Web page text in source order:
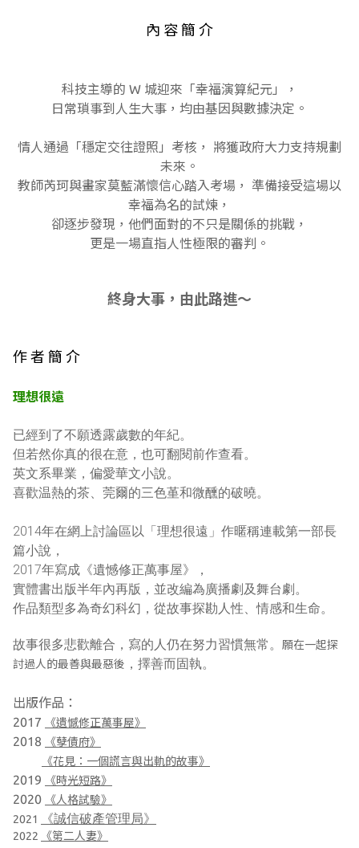
內 容 簡 介
科技主導的 W 城迎來「幸福演算紀元」，
日常瑣事到人生大事，均由基因與數據決定。
情人通過「穩定交往證照」考核， 將獲政府大力支持規劃
未來。
教師芮珂與畫家莫藍滿懷信心踏入考場， 準備接受這場以
幸福為名的試煉，
卻逐步發現，他們面對的不只是關係的挑戰，
更是一場直指人性極限的審判。
終身大事，由此路進～
作 者 簡 介
理想很遠
已經到了不願透露歲數的年紀。
但若然你真的很在意，也可翻閱前作查看。
英文系畢業，偏愛華文小說。
喜歡温熱的茶、莞爾的三色堇和微醺的破曉。
2014年在網上討論區以「理想很遠」作暱稱連載第一部長
篇小說，
2017年寫成《遺憾修正萬事屋》，
實體書出版半年內再版， 並改編為廣播劇及舞台劇。
作品類型多為奇幻科幻， 從故事探勘人性、情感和生命。
故事很多悲歡離合，寫的人仍在努力習慣無常。 願在一起探
討過人的最善與最惡後 ，擇善而固執。
出版作品：
2017
《遺憾修正萬事屋》
2018
《孽債府》
《花見：一個謊言與出軌的故事》
2019 《時光短路》
2020
《人格試驗》
2021
《誠信破產管理局》
2022
《第二人妻》